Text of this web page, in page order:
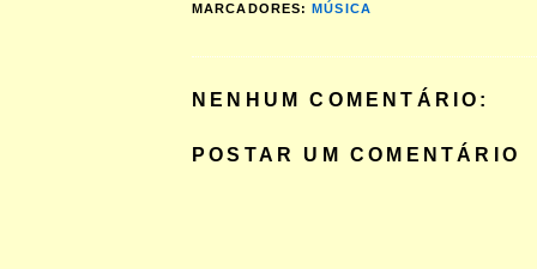
MARCADORES:MÚSICA
NENHUM COMENTÁRIO:
POSTAR UM COMENTÁRIO